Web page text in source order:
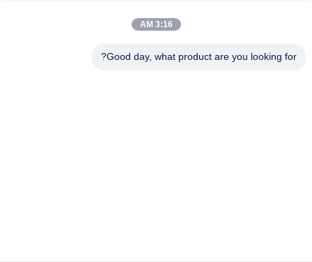
عنوان: 601-606، الطابق 6، المبنى E، حديقة يوانفين الصناعية، منطقة
هاتف:86-13424296897
3:16 AM
Good day, what product are you looking for?